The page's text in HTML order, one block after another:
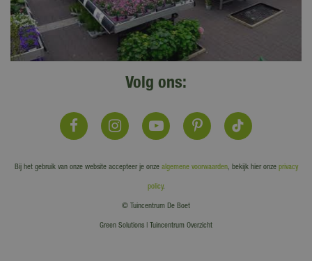
Volg ons:
Bij het gebruik van onze website accepteer je onze algemene voorwaarden, bekijk hier onze privacy
policy.
© Tuincentrum De Boet
Green Solutions Tuincentrum Overzicht